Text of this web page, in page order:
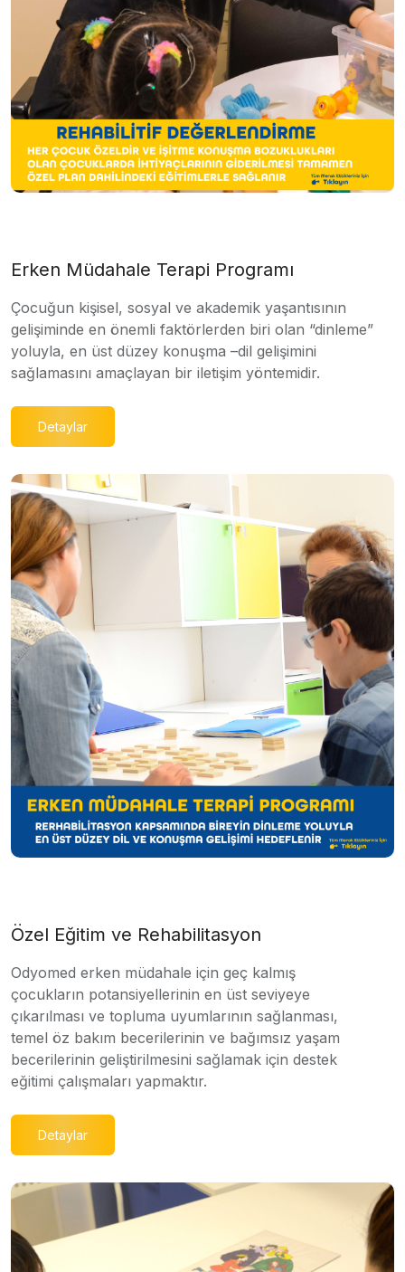
Erken Müdahale Terapi Programı
Çocuğun kişisel, sosyal ve akademik yaşantısının
gelişiminde en önemli faktörlerden biri olan “dinleme”
yoluyla, en üst düzey konuşma –dil gelişimini
sağlamasını amaçlayan bir iletişim yöntemidir.
Detaylar
Özel Eğitim ve Rehabilitasyon
Odyomed erken müdahale için geç kalmış
çocukların potansiyellerinin en üst seviyeye
çıkarılması ve topluma uyumlarının sağlanması,
temel öz bakım becerilerinin ve bağımsız yaşam
becerilerinin geliştirilmesini sağlamak için destek
eğitimi çalışmaları yapmaktır.
Detaylar